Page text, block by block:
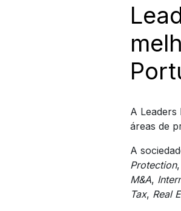
A Leaders
áreas de
A
Protection,
M&A,
Tax, Real